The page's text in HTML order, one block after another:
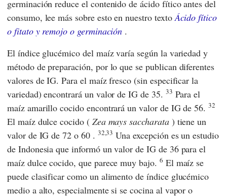
germinación reduce el contenido de ácido fítico antes del
consumo, lee más sobre esto en nuestro texto Ácido fítico
o fitato y remojo o germinación .
El índice glucémico del maíz varía según la variedad y
método de preparación, por lo que se publican diferentes
valores de IG. Para el maíz fresco (sin especificar la
variedad) encontrará un valor de IG de 35. 33 Para el
maíz amarillo cocido encontrará un valor de IG de 56.32
El maíz dulce cocido ( Zea mays saccharata) tiene un
valor de IG de 72 o 60 . 32,33 Una excepción es un estudio
de Indonesia que informó un valor de IG de 36 para el
maíz dulce cocido, que parece muy bajo. 6 El maíz se
puede clasificar como un alimento de índice glucémico
medio a alto, especialmente si se cocina al vapor o